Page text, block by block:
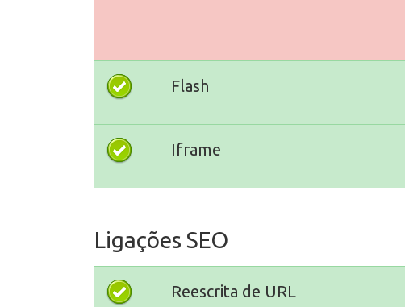
Flash
Iframe
Ligações SEO
Reescrita de URL